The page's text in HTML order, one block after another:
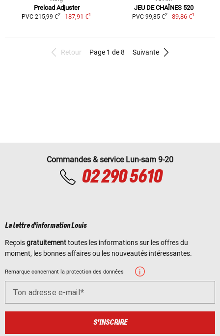
Preload Adjuster
PVC 215,99 €2 187,91 €1
JEU DE CHAÎNES 520
PVC 99,85 €2 89,86 €1
Retour Page 1 de 8 Suivante
Commandes & service Lun-sam 9-20
02 290 5610
La lettre d'information Louis
Reçoisgratuitementtoutes les informations sur les offres du
moment, les bonnes affaires ou les nouveautés intéressantes.
Remarque concernant la protection des données
Ton adresse e-mail
S'INSCRIRE